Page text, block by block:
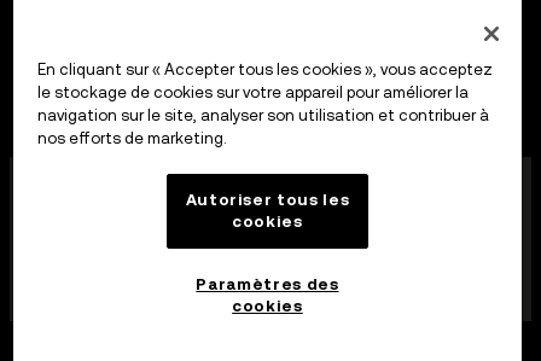
OkX Europe Limited, opérant sous le nom commercial
OKX, est désormais une plateforme de trading de
cryptoactifs autorisée en tant que Fournisseur de
services de cryptoactifs par la MFSA conformément à
l’article 28 de la loi sur les marchés de cryptoactifs
(chapitre 647 des lois de Malte).
En cliquant sur « Accepter tous les cookies », vous acceptez
le stockage de cookies sur votre appareil pour améliorer la
navigation sur le site, analyser son utilisation et contribuer à
nos efforts de marketing.
Autoriser tous les
cookies
Paramètres des
cookies